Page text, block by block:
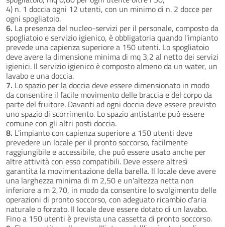
4) n. 1 doccia ogni 12 utenti, con un minimo di n. 2 docce per
ogni spogliatoio.
6. La presenza del nucleo-servizi per il personale, composto da
spogliatoio e servizio igienico, è obbligatoria quando l'impianto
prevede una capienza superiore a 150 utenti. Lo spogliatoio
deve avere la dimensione minima di mq 3,2 al netto dei servizi
igienici. Il servizio igienico è composto almeno da un water, un
lavabo e una doccia.
7. Lo spazio per la doccia deve essere dimensionato in modo
da consentire il facile movimento delle braccia e del corpo da
parte del fruitore. Davanti ad ogni doccia deve essere previsto
uno spazio di scorrimento. Lo spazio antistante può essere
comune con gli altri posti doccia.
8. L'impianto con capienza superiore a 150 utenti deve
prevedere un locale per il pronto soccorso, facilmente
raggiungibile e accessibile, che può essere usato anche per
altre attività con esso compatibili. Deve essere altresì
garantita la movimentazione della barella. Il locale deve avere
una larghezza minima di m 2,50 e un'altezza netta non
inferiore a m 2,70, in modo da consentire lo svolgimento delle
operazioni di pronto soccorso, con adeguato ricambio d'aria
naturale o forzato. Il locale deve essere dotato di un lavabo.
Fino a 150 utenti è prevista una cassetta di pronto soccorso.